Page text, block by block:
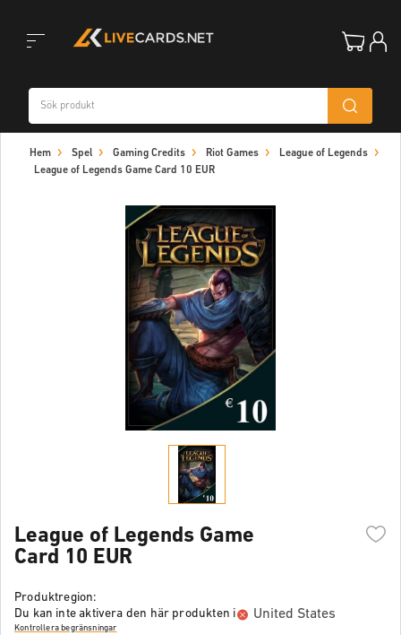
navigation
Hem Spel Gaming Credits Riot Games
League of Legends
League of Legends Game Card 10 EUR
League of Legends Game
Card 10 EUR
Produktregion:
Du kan inte aktivera den här produkten i
United States
Kontrollera begränsningar